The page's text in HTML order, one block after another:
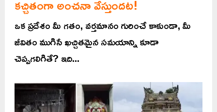
కచ్చితంగా అంచనా వేస్తుందట!
ఒక ప్రదేశం మీ గతం, వర్తమానం గురించే కాకుండా, మీ
జీవితం ముగిసే ఖచ్చితమైన సమయాన్ని కూడా
చెప్పగలిగితే? ఇది...